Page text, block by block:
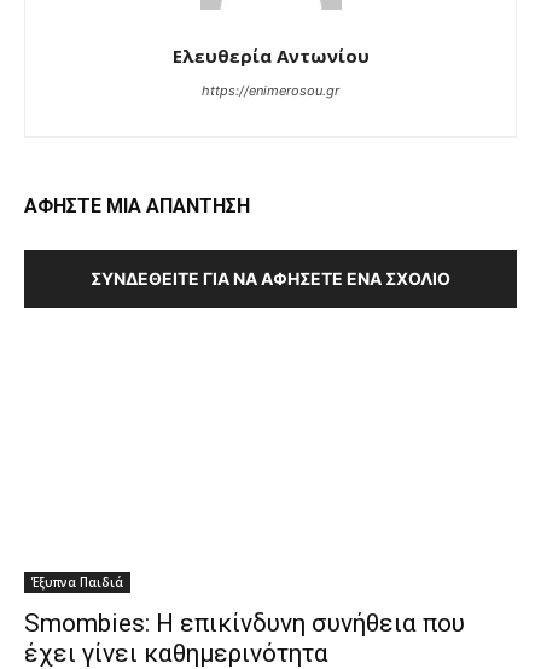
Ελευθερία Αντωνίου
https://enimerosou.gr
ΑΦΗΣΤΕ ΜΙΑ ΑΠΑΝΤΗΣΗ
ΣΥΝΔΕΘΕΊΤΕ ΓΙΑ ΝΑ ΑΦΉΣΕΤΕ ΈΝΑ ΣΧΌΛΙΟ
Έξυπνα Παιδιά
Smombies: Η επικίνδυνη συνήθεια που
έχει γίνει καθημερινότητα